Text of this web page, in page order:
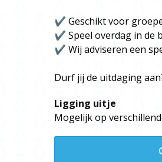
✔ Geschikt voor
✔ Speel overdag in de
✔ Wij adviseren een
Durf jij de uitdaging
Ligging uitje
Mogelijk op